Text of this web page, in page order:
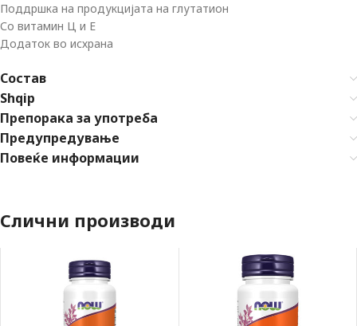
Поддршка на продукцијата на глутатион
Со витамин Ц и Е
Додаток во исхрана
Состав
Shqip
Препорака за употреба
Предупредување
Повеќе информации
Слични производи